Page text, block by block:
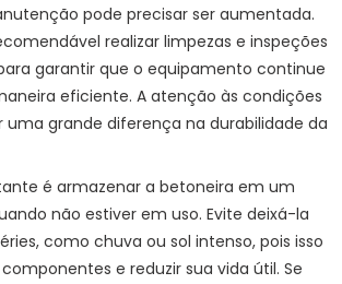
pode precisar ser aumentada.
realizar limpezas e inspeções
garantir que o equipamento continue
eficiente. A atenção às condições
uma grande diferença na durabilidade da
é armazenar a betoneira em um
não estiver em uso. Evite deixá-la
como chuva ou sol intenso, pois isso
e reduzir sua vida útil. Se